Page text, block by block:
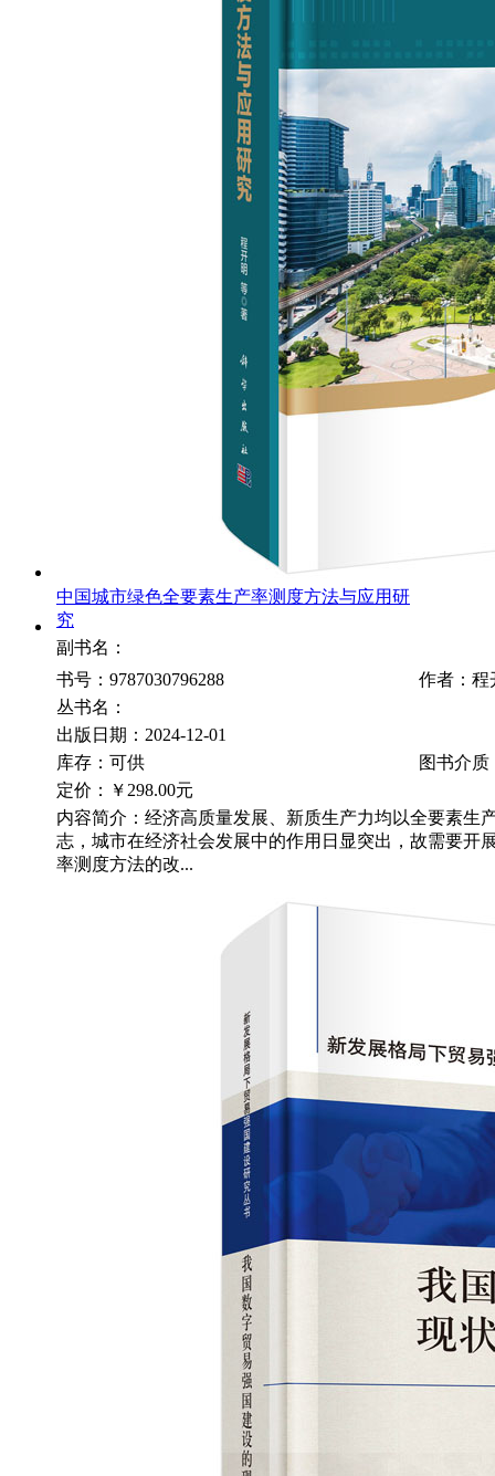
中国城市绿色全要素生产率测度方法与应用研
究
副书名：
书号：9787030796288
作者：程
丛书名：
出版日期：2024-12-01
库存：可供
图书介质
定价：
￥298.00元
内容简介：经济高质量发展、新质生产力均以全要素生
志，城市在经济社会发展中的作用日显突出，故需要开
率测度方法的改...